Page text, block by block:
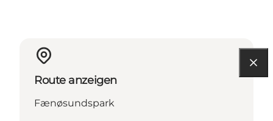
Route anzeigen
Fænøsundspark